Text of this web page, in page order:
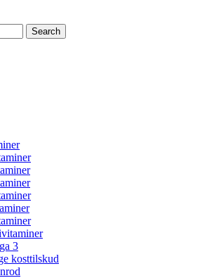
Search
3
kosttilskud